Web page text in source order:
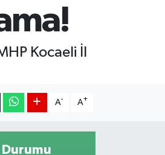
Kocaeli İl
A- A+
Durumu